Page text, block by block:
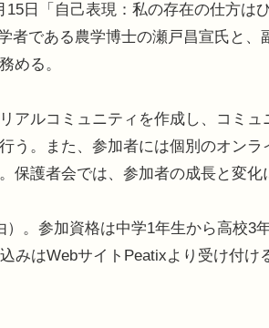
15日「自己表現：私の存在の仕方は
者である農学博士の瀬戸昌宣氏と
める。
ルコミュニティを作成し、コミュ
う。また、参加者には個別のオン
保護者会では、参加者の成長と変化
。参加資格は中学1年生から高校3
みはWebサイトPeatixより受け付け